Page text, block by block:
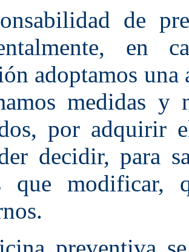
de
adoptamos
medidas y
por adquirir
decidir, para
que modificar,